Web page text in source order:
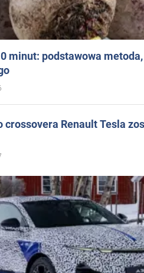
minut: podstawowa
Renault Tesla